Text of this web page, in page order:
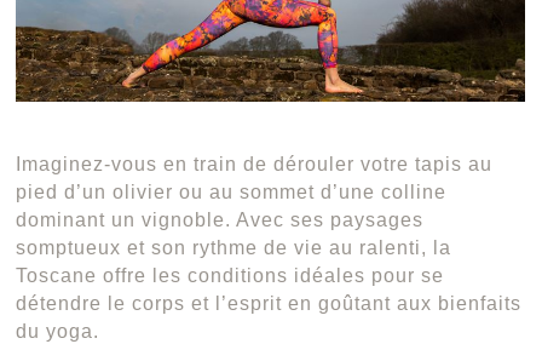
Imaginez-vous en train de dérouler votre tapis au
pied d’un olivier ou au sommet d’une colline
dominant un vignoble. Avec ses paysages
somptueux et son rythme de vie au ralenti, la
Toscane offre les conditions idéales pour se
détendre le corps et l’esprit en goûtant aux bienfaits
du yoga.